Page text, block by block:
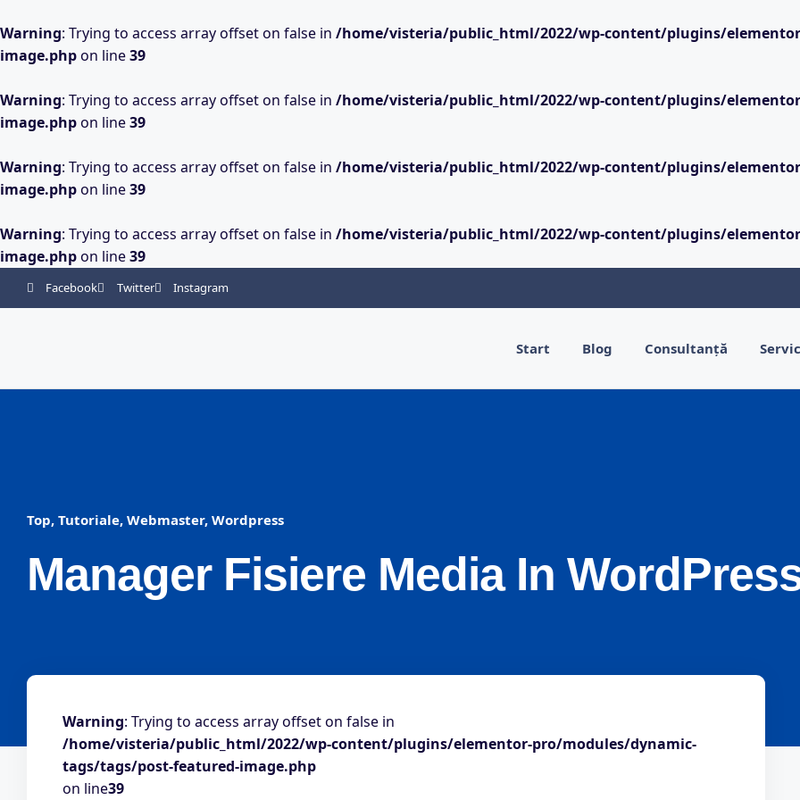
Warning: Trying to access array offset on false in /home/visteria/public_html/2022/wp-content/plugins/
image.phpon line39
Warning: Trying to access array offset on false in /home/visteria/public_html/2022/wp-content/plugins/
image.phpon line39
Warning: Trying to access array offset on false in /home/visteria/public_html/2022/wp-content/plugins/
image.phpon line39
Warning: Trying to access array offset on false in /home/visteria/public_html/2022/wp-content/plugins/
image.phpon line39
Facebook Twitter Instagram
Start Blog Consultanţă
Top, Tutoriale, Webmaster, Wordpress
Manager Fisiere Media In
Warning: Trying to access array offset on false in
/home/visteria/public_html/2022/wp-content/plugins/elementor-pro/modules/dynamic-
tags/tags/post-featured-image.php
on line39